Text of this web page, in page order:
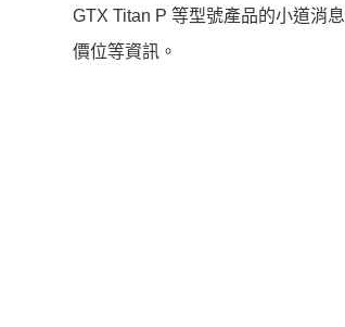
GTX Titan P 等型號產品的小道消
價位等資訊。